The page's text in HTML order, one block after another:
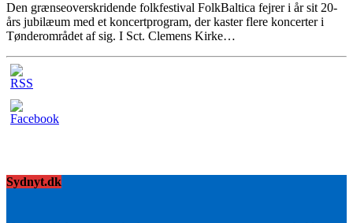
Den grænseoverskridende folkfestival FolkBaltica fejrer i år sit 20-
års jubilæum med et koncertprogram, der kaster flere koncerter i
Tønderområdet af sig. I Sct. Clemens Kirke…
Sydnyt.dk